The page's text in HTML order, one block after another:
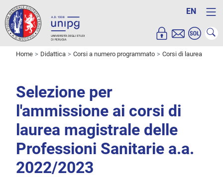
EN
Home Didattica Corsi a numero programmato Corsi di laurea
Selezione per
l'ammissione ai corsi di
laurea magistrale delle
Professioni Sanitarie a.a.
2022/2023